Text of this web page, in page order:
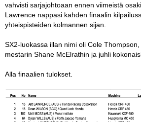
vahvisti sarjajohtoaan ennen viimeistä
Lawrence nappasi kahden finaalin
yhteispisteiden kolmannen sijan.
SX2-luokassa illan nimi oli Cole
mestarin Shane McElrathin ja juhli
Alla finaalien tulokset.